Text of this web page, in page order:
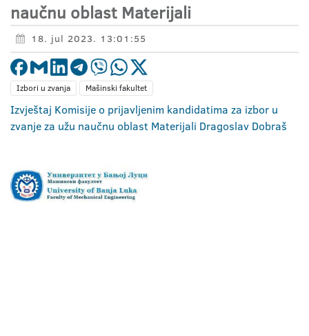
naučnu oblast Materijali
18. jul 2023. 13:01:55
Izbori u zvanja Mašinski fakultet
Izvještaj Komisije o prijavljenim kandidatima za izbor u
zvanje za užu naučnu oblast Materijali Dragoslav Dobraš